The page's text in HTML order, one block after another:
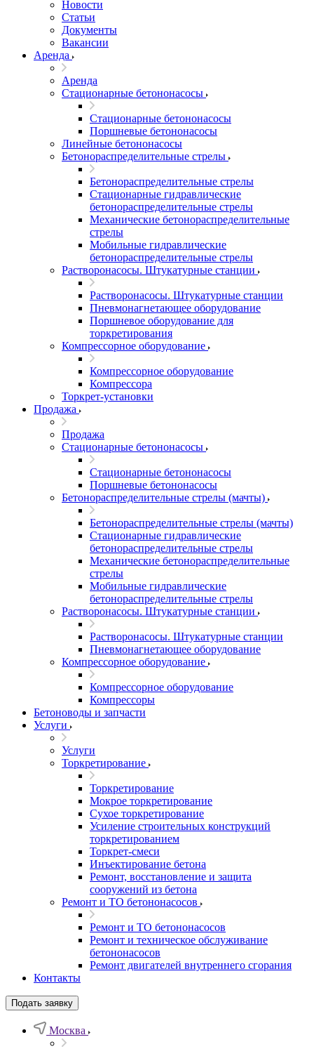
Новости
Статьи
Документы
Вакансии
Аренда
Аренда
Стационарные бетононасосы
Стационарные бетононасосы
Поршневые бетононасосы
Линейные бетононасосы
Бетонораспределительные стрелы
Бетонораспределительные стрелы
Стационарные гидравлические
бетонораспределительные стрелы
Механические бетонораспределительные
стрелы
Мобильные гидравлические
бетонораспределительные стрелы
Растворонасосы. Штукатурные станции
Растворонасосы. Штукатурные станции
Пневмонагнетающее оборудование
Поршневое оборудование для
торкретирования
Компрессорное оборудование
Компрессорное оборудование
Компрессора
Торкрет-установки
Продажа
Продажа
Стационарные бетононасосы
Стационарные бетононасосы
Поршневые бетононасосы
Бетонораспределительные стрелы (мачты)
Бетонораспределительные стрелы (мачты)
Стационарные гидравлические
бетонораспределительные стрелы
Механические бетонораспределительные
стрелы
Мобильные гидравлические
бетонораспределительные стрелы
Растворонасосы. Штукатурные станции
Растворонасосы. Штукатурные станции
Пневмонагнетающее оборудование
Компрессорное оборудование
Компрессорное оборудование
Компрессоры
Бетоноводы и запчасти
Услуги
Услуги
Торкретирование
Торкретирование
Мокрое торкретирование
Сухое торкретирование
Усиление строительных конструкций
торкретированием
Торкрет-смеси
Инъектирование бетона
Ремонт, восстановление и защита
сооружений из бетона
Ремонт и ТО бетононасосов
Ремонт и ТО бетононасосов
Ремонт и техническое обслуживание
бетононасосов
Ремонт двигателей внутреннего сгорания
Контакты
Подать заявку
Москва